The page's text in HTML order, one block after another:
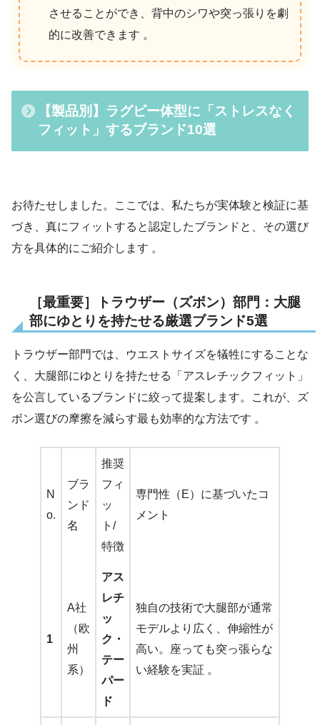
させることができ、背中のシワや突っ張りを劇
的に改善できます 。
【製品別】ラグビー体型に「ストレスなく
フィット」するブランド10選
お待たせしました。ここでは、私たちが実体験と検証に基
づき、真にフィットすると認定したブランドと、その選び
方を具体的にご紹介します 。
［最重要］トラウザー（ズボン）部門：大腿
部にゆとりを持たせる厳選ブランド5選
トラウザー部門では、ウエストサイズを犠牲にすることな
く、大腿部にゆとりを持たせる「アスレチックフィット」
を公言しているブランドに絞って提案します。これが、ズ
ボン選びの摩擦を減らす最も効率的な方法です 。
N
o.
ブラ
ンド
名
推奨
フィ
ッ
ト/
特徴
専門性（E）に基づいたコ
メント
1
A社
（欧
州
系）
アス
レチ
ッ
ク・
テー
パー
ド
独自の技術で大腿部が通常
モデルより広く、伸縮性が
高い。座っても突っ張らな
い経験を実証 。